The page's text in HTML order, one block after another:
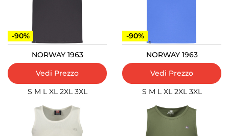
-90%
NORWAY 1963
Vedi Prezzo
S M L XL 2XL 3XL
-90%
NORWAY 1963
Vedi Prezzo
S M L XL 2XL 3XL